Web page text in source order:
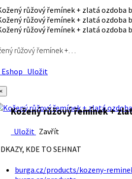
růžový řemínek +…
Uložit
Kožený růžový řemínek +
Uložit Zavřít
KDE TO SEHNAT
burga.cz/products/kozeny-